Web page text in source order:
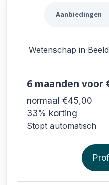
AlleAanbiedingen
Wetenschap in
6 maanden voor
normaal €45,00
33% korting
Stopt automatisch